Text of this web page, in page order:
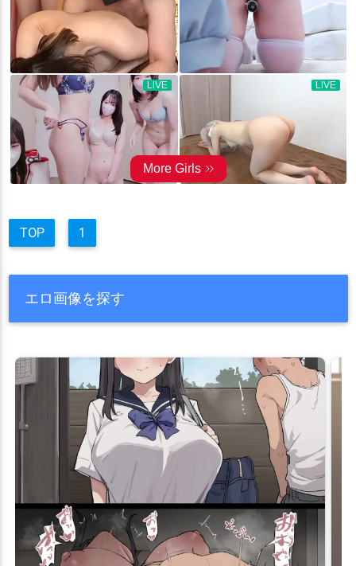
TOP 1
エロ画像を探す